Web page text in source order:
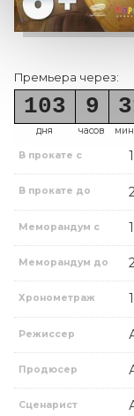
Премьера через:
103
дня
9
часов
В прокате с
В прокате до
Меморандум с
Меморандум до
Хронометраж
Режиссер
Продюсер
Сценарист